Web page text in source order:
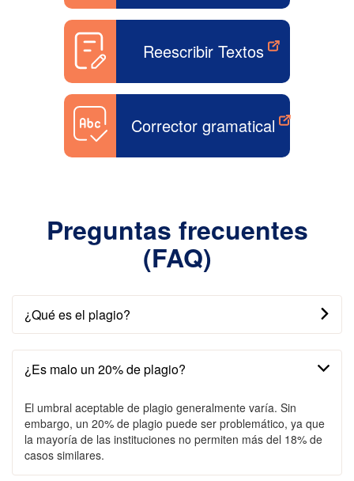
Reescribir Textos
Corrector gramatical
Preguntas frecuentes
(FAQ)
¿Qué es el plagio?
¿Es malo un 20% de plagio?
El umbral aceptable de plagio generalmente varía. Sin
embargo, un 20% de plagio puede ser problemático, ya que
la mayoría de las instituciones no permiten más del 18% de
casos similares.